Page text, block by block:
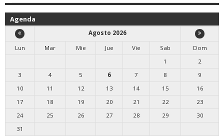
Agenda
Agosto 2026
Lun
Mar Mie Jue Vie Sab
Dom
1
2
3
4 5 6 7 8
9
10
11 12 13 14 15
16
17
18 19 20 21 22
23
24
25 26 27 28 29
30
31